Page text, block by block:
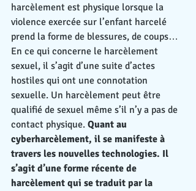
harcèlement est physique lorsque la
violence exercée sur l’enfant harcelé
prend la forme de blessures, de coups…
En ce qui concerne le harcèlement
sexuel, il s’agit d’une suite d’actes
hostiles qui ont une connotation
sexuelle. Un harcèlement peut être
qualifié de sexuel même s’il n’y a pas de
contact physique. Quant au
cyberharcèlement, il se manifeste à
travers les nouvelles technologies. Il
s’agit d’une forme récente de
harcèlement qui se traduit par la